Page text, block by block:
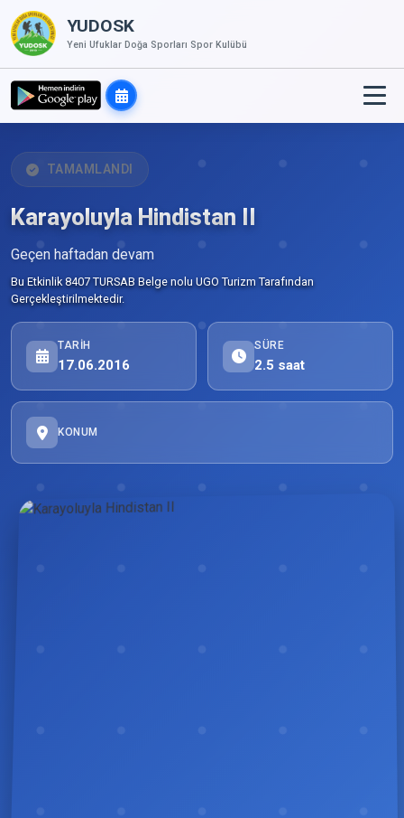
YUDOSK
Yeni Ufuklar Doğa Sporları Spor Kulübü
TAMAMLANDI
Karayoluyla Hindistan II
Geçen haftadan devam
Bu Etkinlik 8407 TURSAB Belge nolu UGO Turizm Tarafından
Gerçekleştirilmektedir.
TARIH
17.06.2016
SÜRE
2.5 saat
KONUM